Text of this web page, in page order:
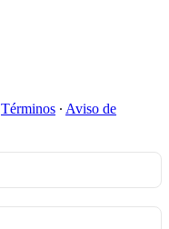
Términos ∙ Aviso de